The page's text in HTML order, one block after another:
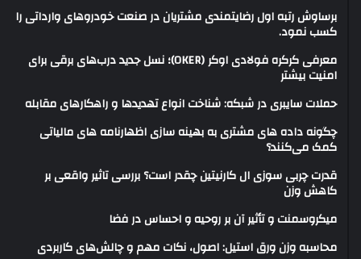
برساوش رتبه اول رضایتمندی مشتریان در صنعت خودروهای وارداتی را
کسب نمود.
معرفی کرکره فولادی اوکر (OKER)؛ نسل جدید درب‌های برقی برای
امنیت بیشتر
حملات سایبری در شبکه: شناخت انواع تهدیدها و راهکارهای مقابله
چگونه داده های مشتری به بهینه سازی اظهارنامه های مالیاتی
کمک می‌کنند؟
قدرت چربی سوزی ال کارنیتین چقدر است؟ بررسی تاثیر واقعی بر
کاهش وزن
میکروسمنت و تأثیر آن بر روحیه و احساس در فضا
محاسبه وزن ورق استیل: اصول، نکات مهم و چالش‌های کاربردی